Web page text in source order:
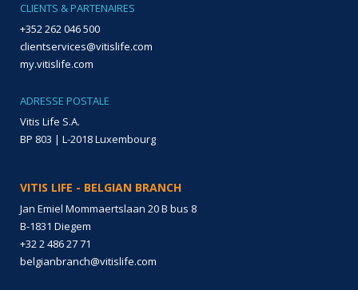
CLIENTS & PARTENAIRES
+352 262 046 500
clientservices@vitislife.com
my.vitislife.com
ADRESSE POSTALE
Vitis Life S.A.
BP 803 | L-2018 Luxembourg
VITIS LIFE - BELGIAN BRANCH
Jan Emiel Mommaertslaan 20 B bus 8
B-1831 Diegem
+32 2 486 27 71
belgianbranch@vitislife.com